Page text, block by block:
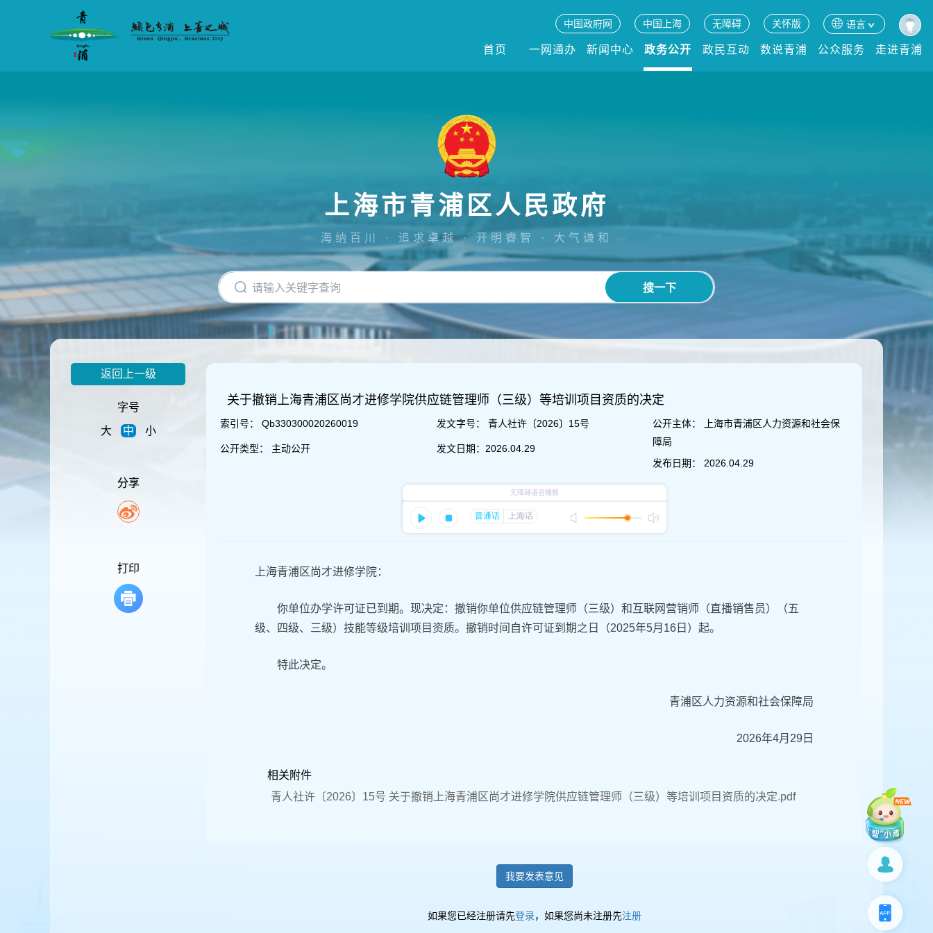
网
主
要
内
容
区
域
中国政府网 中国上海 无障碍 关怀版 语言
首页 一网通办 新闻中心 政务公开 政民互动 数说青浦 公众服务 走进青浦
上海市青浦区人民政府
海纳百川 · 追求卓越 · 开明睿智 · 大气谦和
搜一下
返回上一级
字号
大
中 小
分享
打印
关于撤销上海青浦区尚才进修学院供应链管理师（三级）等培训项目资质的决定
索引号： Qb330300020260019
公开类型： 主动公开
发文字号： 青人社许〔2026〕15号
发文日期： 2026.04.29
公开主体：
上海市青浦区人力资源和社会保
障局
发布日期：
2026.04.29
上海青浦区尚才进修学院：
你单位办学许可证已到期。现决定：撤销你单位供应链管理师（三级）和互联网营销师（直播销售员）（五
级、四级、三级）技能等级培训项目资质。撤销时间自许可证到期之日（2025年5月16日）起。
特此决定。
青浦区人力资源和社会保障局
2026年4月29日
相关附件
青人社许〔2026〕15号 关于撤销上海青浦区尚才进修学院供应链管理师（三级）等培训项目资质的决定.pdf
我要发表意见
如果您已经注册请先登录，如果您尚未注册先注册